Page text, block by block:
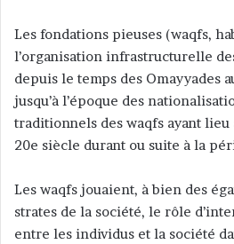
Les fondations pieuses (waqfs,
l’organisation infrastructurelle
depuis le temps des Omayyades
jusqu’à l’époque des
traditionnels des waqfs ayant lieu
20e siècle durant ou suite à la
Les waqfs jouaient, à bien des
strates de la société, le rôle
entre les individus et la société